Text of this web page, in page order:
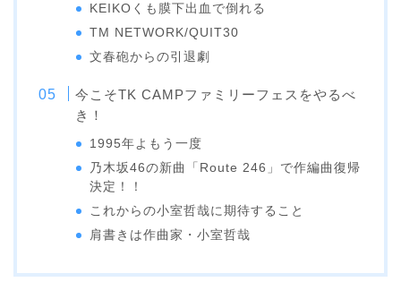
KEIKOくも膜下出血で倒れる
TM NETWORK/QUIT30
文春砲からの引退劇
今こそTK CAMPファミリーフェスをやるべ
き！
1995年よもう一度
乃木坂46の新曲「Route 246」で作編曲復帰
決定！！
これからの小室哲哉に期待すること
肩書きは作曲家・小室哲哉